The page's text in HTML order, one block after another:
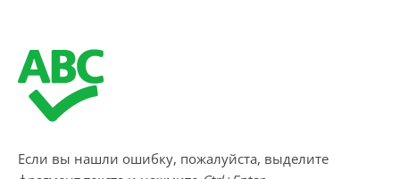
Если вы нашли ошибку, пожалуйста, выделите